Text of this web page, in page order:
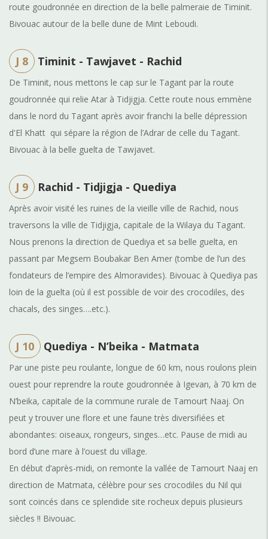
route goudronnée en direction de la belle palmeraie de Timinit.
Bivouac autour de la belle dune de Mint Leboudi.
J 8 Timinit - Tawjavet - Rachid
De Timinit, nous mettons le cap sur le Tagant par la route
goudronnée qui relie Atar à Tidjigja. Cette route nous emmène
dans le nord du Tagant après avoir franchi la belle dépression
d'El Khatt qui sépare la région de l’Adrar de celle du Tagant.
Bivouac à la belle guelta de Tawjavet.
J 9 Rachid - Tidjigja - Quediya
Après avoir visité les ruines de la vieille ville de Rachid, nous
traversons la ville de Tidjigja, capitale de la Wilaya du Tagant.
Nous prenons la direction de Quediya et sa belle guelta, en
passant par Megsem Boubakar Ben Amer (tombe de l’un des
fondateurs de l’empire des Almoravides). Bivouac à Quediya pas
loin de la guelta (où il est possible de voir des crocodiles, des
chacals, des singes….etc.).
J 10 Quediya - N’beika - Matmata
Par une piste peu roulante, longue de 60 km, nous roulons plein
ouest pour reprendre la route goudronnée à Igevan, à 70 km de
N’beika, capitale de la commune rurale de Tamourt Naaj. On
peut y trouver une flore et une faune très diversifiées et
abondantes: oiseaux, rongeurs, singes…etc. Pause de midi au
bord d’une mare à l’ouest du village.
En début d’après-midi, on remonte la vallée de Tamourt Naaj en
direction de Matmata, célèbre pour ses crocodiles du Nil qui
sont coincés dans ce splendide site rocheux depuis plusieurs
siècles !! Bivouac.